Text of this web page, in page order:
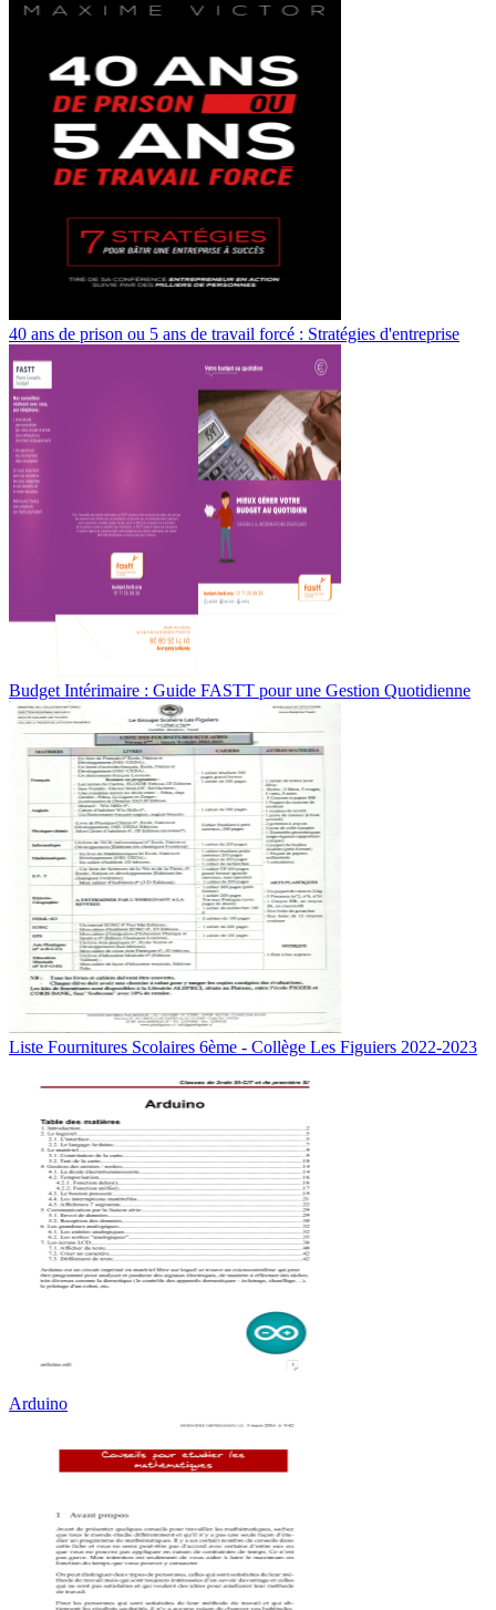
40 ans de prison ou 5 ans de travail forcé : Stratégies d'entreprise
Budget Intérimaire : Guide FASTT pour une Gestion Quotidienne
Liste Fournitures Scolaires 6ème - Collège Les Figuiers 2022-2023
Arduino